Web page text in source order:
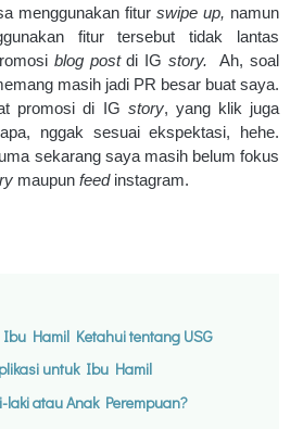
menggunakan fitur swipe up, namun
fitur tersebut tidak lantas
blog post di IG story. Ah, soal
masih jadi PR besar buat saya.
promosi di IG story, yang klik juga
nggak sesuai ekspektasi, hehe.
sekarang saya masih belum fokus
maupun feed instagram.
Hamil Ketahui tentang USG
untuk Ibu Hamil
laki atau Anak Perempuan?